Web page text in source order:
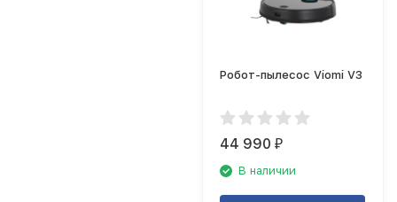
Робот-пылесос Viomi V3
44 990₽
В наличии